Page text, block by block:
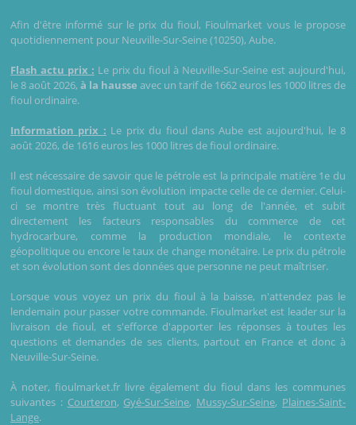
Afin d'être informé sur le prix du fioul, Fioulmarket vous le propose
quotidiennement pour Neuville-Sur-Seine (10250), Aube.
Flash actu prix : Le prix du fioul à Neuville-Sur-Seine est aujourd'hui,
le 8 août 2026, à la hausse avec un tarif de 1662 euros les 1000 litres de
fioul ordinaire.
Information prix : Le prix du fioul dans Aube est aujourd'hui, le 8
août 2026, de 1616 euros les 1000 litres de fioul ordinaire.
Il est nécessaire de savoir que le pétrole est la principale matière 1e du
fioul domestique, ainsi son évolution impacte celle de ce dernier. Celui-
ci se montre très fluctuant tout au long de l'année, et subit
directement les facteurs responsables du commerce de cet
hydrocarbure, comme la production mondiale, le contexte
géopolitique ou encore le taux de change monétaire. Le prix du pétrole
et son évolution sont des données que personne ne peut maîtriser.
Lorsque vous voyez un prix du fioul à la baisse, n'attendez pas le
lendemain pour passer votre commande. Fioulmarket est leader sur la
livraison de fioul, et s'efforce d'apporter les réponses à toutes les
questions et demandes de ses clients, partout en France et donc à
Neuville-Sur-Seine.
À noter, fioulmarket.fr livre également du fioul dans les communes
suivantes : Courteron, Gyé-Sur-Seine, Mussy-Sur-Seine, Plaines-Saint-
Lange.